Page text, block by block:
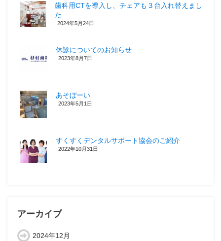
歯科用CTを導入し、チェアも３台入れ替えまし
た
2024年5月24日
休診についてのお知らせ
2023年8月7日
あそぼーい
2023年5月1日
すくすくデンタルサポート協会のご紹介
2022年10月31日
アーカイブ
2024年12月